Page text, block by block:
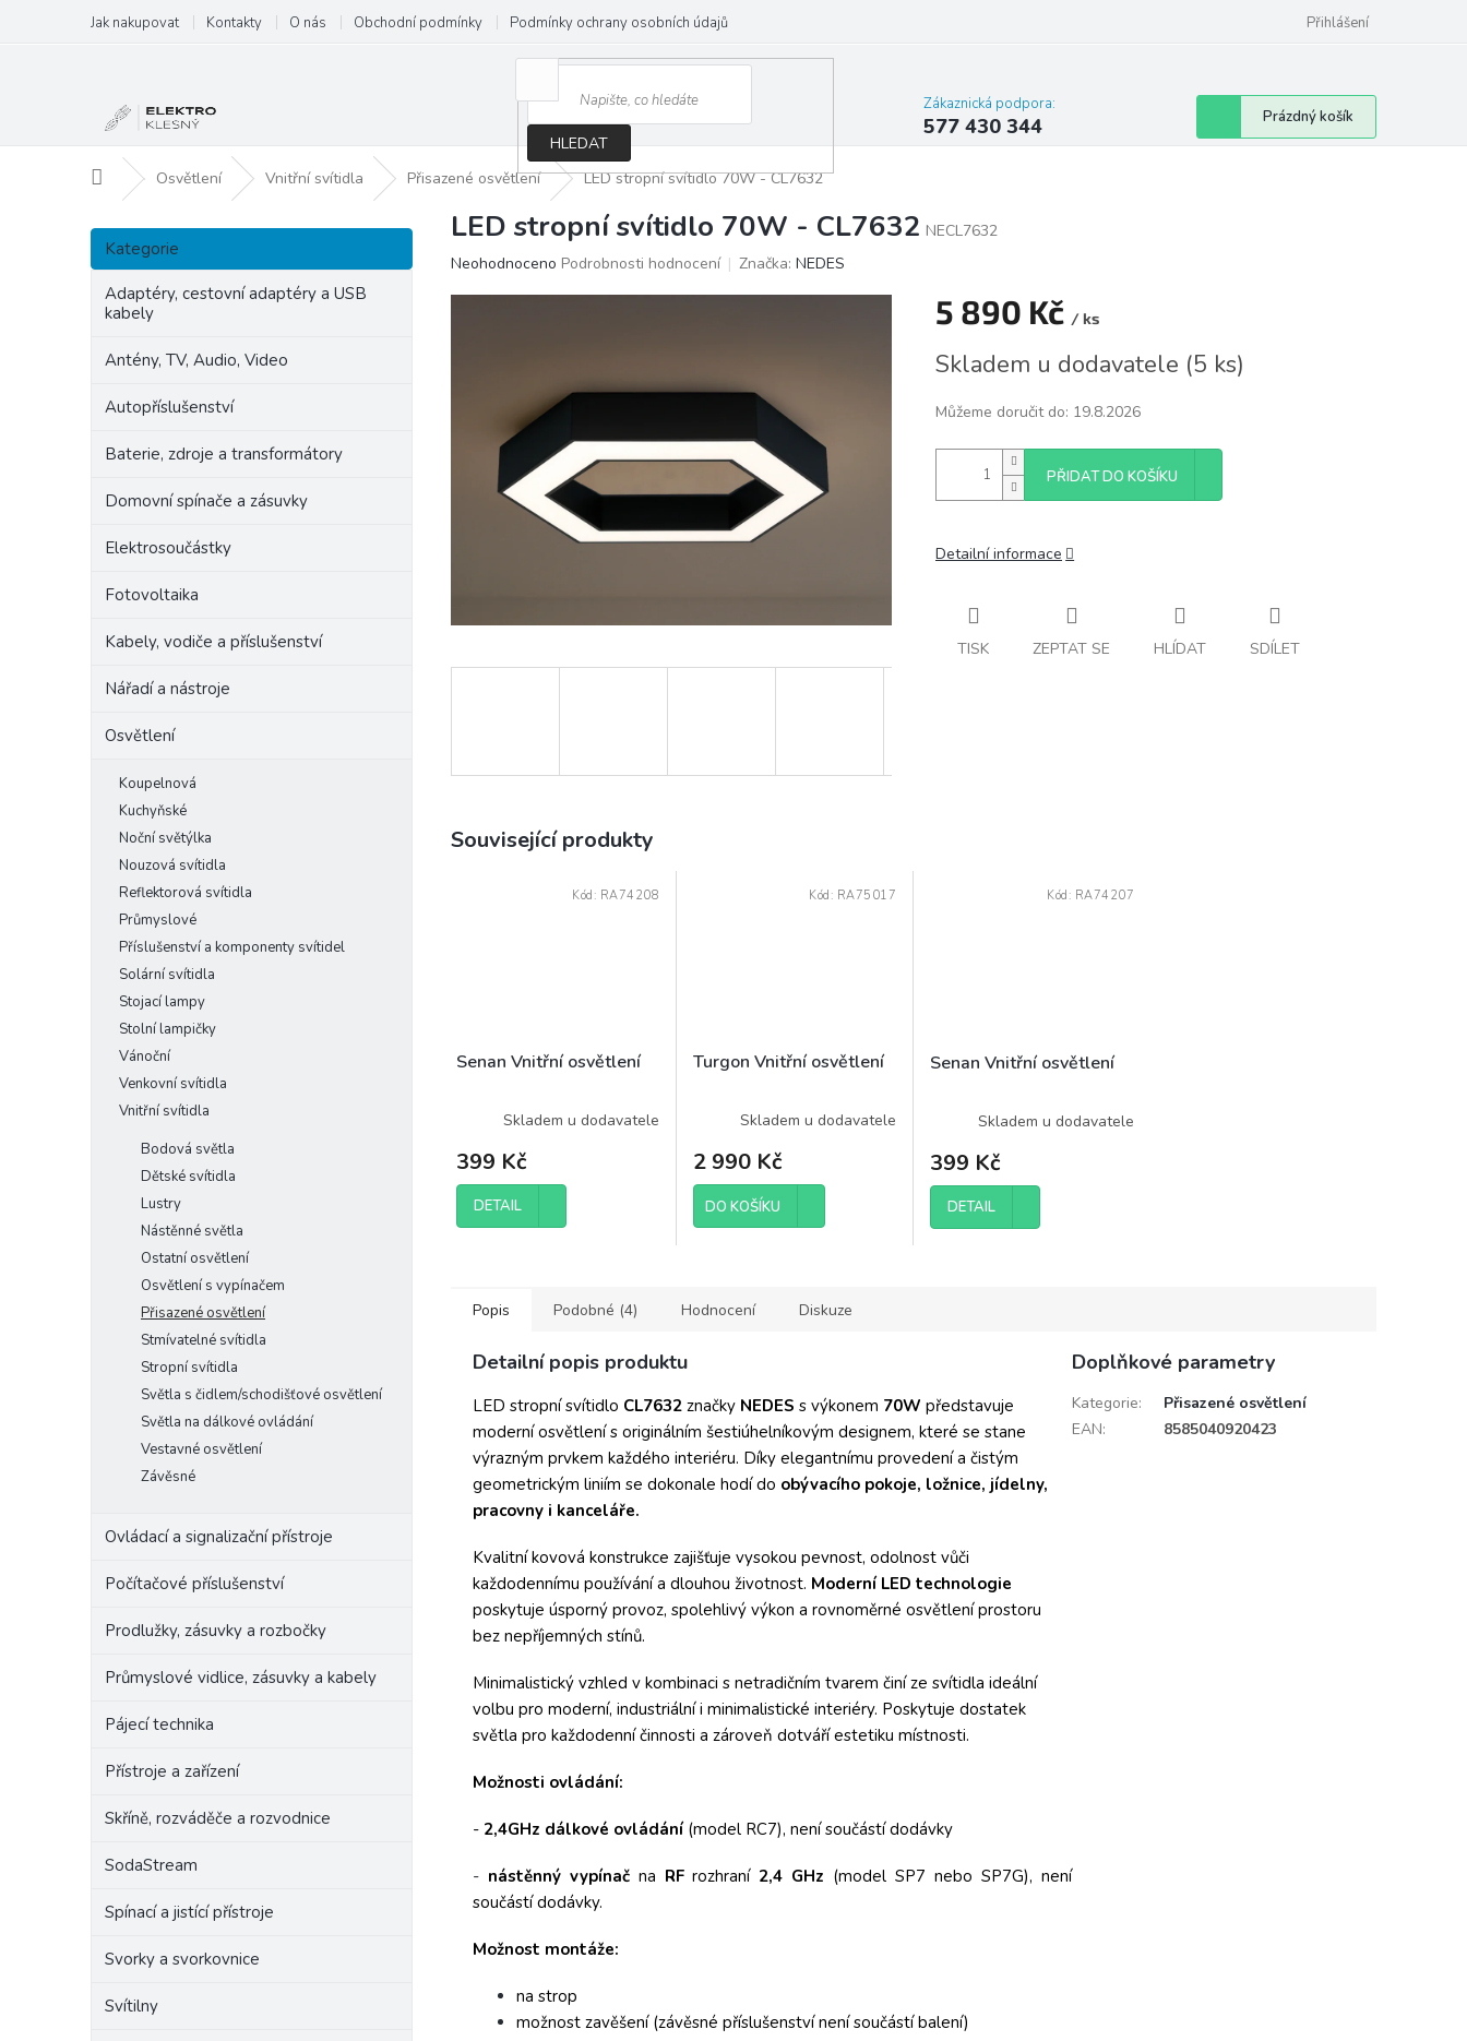
obsah
Jak nakupovat Kontakty O nás Obchodní podmínky Podmínky ochrany osobních údajů Přihlášení
HLEDAT
Zákaznická podpora:
577 430 344
Nákupní
košík
Prázdný košík
Domů Osvětlení Vnitřní svítidla Přisazené osvětlení LED stropní svítidlo 70W - CL7632
P
s
Přeskočit
kategorie
Kategorie
Adaptéry, cestovní adaptéry a USB
kabely
Antény, TV, Audio, Video
Autopříslušenství
Baterie, zdroje a transformátory
Domovní spínače a zásuvky
Elektrosoučástky
Fotovoltaika
Kabely, vodiče a příslušenství
Nářadí a nástroje
Osvětlení
Koupelnová
Kuchyňské
Noční světýlka
Nouzová svítidla
Reflektorová svítidla
Průmyslové
Příslušenství a komponenty svítidel
Solární svítidla
Stojací lampy
Stolní lampičky
Vánoční
Venkovní svítidla
Vnitřní svítidla
Bodová světla
Dětské svítidla
Lustry
Nástěnné světla
Ostatní osvětlení
Osvětlení s vypínačem
Přisazené osvětlení
Stmívatelné svítidla
Stropní svítidla
Světla s čidlem/schodišťové osvětlení
Světla na dálkové ovládání
Vestavné osvětlení
Závěsné
Ovládací a signalizační přístroje
Počítačové příslušenství
Prodlužky, zásuvky a rozbočky
Průmyslové vidlice, zásuvky a kabely
Pájecí technika
Přístroje a zařízení
Skříně, rozváděče a rozvodnice
SodaStream
Spínací a jistící přístroje
Svorky a svorkovnice
Svítilny
LED stropní svítidlo 70W - CL7632 NECL7632
Průměrné
Neohodnoceno Podrobnosti hodnocení Značka: NEDES
5 890 Kč / ks
cena:
Skladem u dodavatele (5 ks)
Můžeme doručit do: 19.8.2026
PŘIDAT DO KOŠÍKU
Detailní informace
TISK ZEPTAT SE HLÍDAT SDÍLET
Související produkty
Senan Vnitřní osvětlení
Skladem u dodavatele
399 Kč
DETAIL
Kód: RA74208
Turgon Vnitřní osvětlení
Skladem u dodavatele
2 990 Kč
DO KOŠÍKU
Kód: RA75017
Senan Vnitřní osvětlení
Skladem u dodavatele
399 Kč
DETAIL
Kód: RA74207
Popis Podobné (4) Hodnocení Diskuze
Detailní popis produktu
LED stropní svítidlo CL7632 značky NEDES s výkonem 70W představuje
moderní osvětlení s originálním šestiúhelníkovým designem, které se stane
výrazným prvkem každého interiéru. Díky elegantnímu provedení a čistým
geometrickým liniím se dokonale hodí do obývacího pokoje, ložnice, jídelny,
pracovny i kanceláře.
Kvalitní kovová konstrukce zajišťuje vysokou pevnost, odolnost vůči
každodennímu používání a dlouhou životnost. Moderní LED technologie
poskytuje úsporný provoz, spolehlivý výkon a rovnoměrné osvětlení prostoru
bez nepříjemných stínů.
Minimalistický vzhled v kombinaci s netradičním tvarem činí ze svítidla ideální
volbu pro moderní, industriální i minimalistické interiéry. Poskytuje dostatek
světla pro každodenní činnosti a zároveň dotváří estetiku místnosti.
Možnosti ovládání:
- 2,4GHz dálkové ovládání(model RC7), není součástí dodávky
- nástěnný vypínačna RFrozhraní 2,4 GHz (model SP7 nebo SP7G), není
součástí dodávky.
Možnost montáže:
na strop
možnost zavěšení (závěsné příslušenství není součástí balení)
Doplňkové parametry
Kategorie:
Přisazené osvětlení
EAN: 8585040920423